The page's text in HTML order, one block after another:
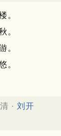
。
。
。
。
清 · 刘开